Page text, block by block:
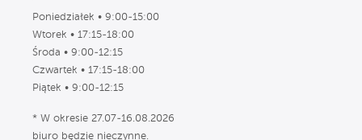
Poniedziałek • 9:00-15:00
Wtorek • 17:15-18:00
Środa • 9:00-12:15
Czwartek • 17:15-18:00
Piątek • 9:00-12:15
* W okresie 27.07-16.08.2026
biuro będzie nieczynne.